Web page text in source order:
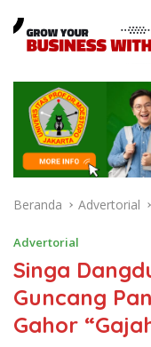
Beranda Advertorial
Advertorial
Singa
Guncang
Gahor